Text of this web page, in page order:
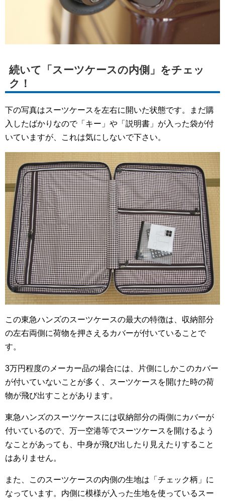
続いて「スーツケースの内側」をチェッ
ク！
下の写真はスーツケースを左右に開いた状態です。まだ購
入したばかりなので「キー」や「説明書」が入った袋が付
いていますが、これは気にしないで下さい。
この東急ハンズのスーツケースの最大の特徴は、収納部分
の左右両側に荷物を押さえるカバーが付いていることで
す。
3万円程度のメーカー品の場合には、片側にしかこのカバー
が付いていないことが多く、スーツケースを開けた時の荷
物が飛び出すことがあります。
東急ハンズのスーツケースには収納部分の両側にカバーが
付いているので、万一空港等でスーツケースを開けるよう
なことがあっても、中身が飛び出したり見えたりすること
はありません。
また、このスーツケースの内側の生地は「チェック柄」に
なっています。内側に模様が入った生地を使っているスー